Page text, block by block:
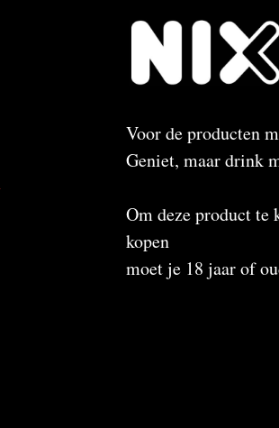
Voor de producten
Geniet, maar drink
Om deze product te
kopen
moet je 18 jaar of